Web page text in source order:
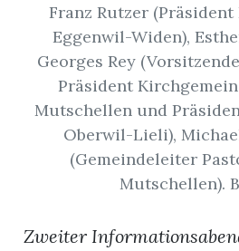
Franz Rutzer
Eggenwil-Widen),
Georges Rey
Präsident
Mutschellen und
Oberwil-Lieli),
(Gemeindeleiter
Mutschellen).
Zweiter